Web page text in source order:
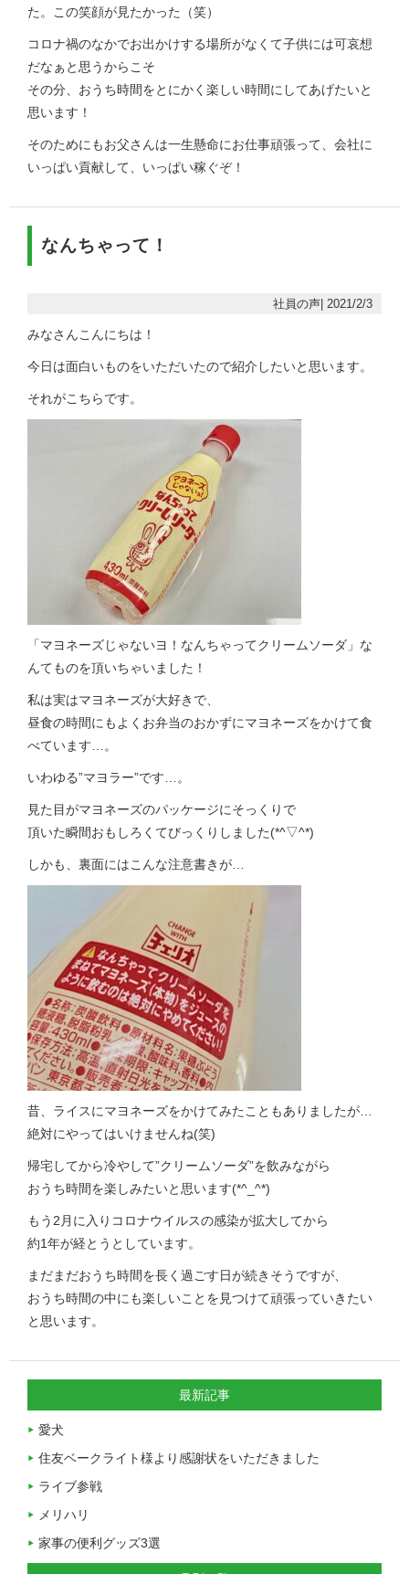
た。この笑顔が見たかった（笑）
コロナ禍のなかでお出かけする場所がなくて子供には可哀想
だなぁと思うからこそ
その分、おうち時間をとにかく楽しい時間にしてあげたいと
思います！
そのためにもお父さんは一生懸命にお仕事頑張って、会社に
いっぱい貢献して、いっぱい稼ぐぞ！
なんちゃって！
社員の声| 2021/2/3
みなさんこんにちは！
今日は面白いものをいただいたので紹介したいと思います。
それがこちらです。
「マヨネーズじゃないヨ！なんちゃってクリームソーダ」な
んてものを頂いちゃいました！
私は実はマヨネーズが大好きで、
昼食の時間にもよくお弁当のおかずにマヨネーズをかけて食
べています…。
いわゆる”マヨラー”です…。
見た目がマヨネーズのパッケージにそっくりで
頂いた瞬間おもしろくてびっくりしました(*^▽^*)
しかも、裏面にはこんな注意書きが…
昔、ライスにマヨネーズをかけてみたこともありましたが…
絶対にやってはいけませんね(笑)
帰宅してから冷やして”クリームソーダ”を飲みながら
おうち時間を楽しみたいと思います(*^_^*)
もう2月に入りコロナウイルスの感染が拡大してから
約1年が経とうとしています。
まだまだおうち時間を長く過ごす日が続きそうですが、
おうち時間の中にも楽しいことを見つけて頑張っていきたい
と思います。
最新記事
愛犬
住友ベークライト様より感謝状をいただきました
ライブ参戦
メリハリ
家事の便利グッズ3選